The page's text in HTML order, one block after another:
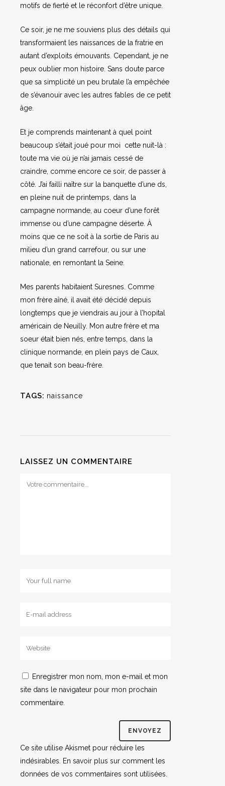
motifs de fierté et le réconfort d’être unique.
Ce soir, je ne me souviens plus des détails qui
transformaient les naissances de la fratrie en
autant d’exploits émouvants. Cependant, je ne
peux oublier mon histoire. Sans doute parce
que sa simplicité un peu brutale l’a empêchée
de s’évanouir avec les autres fables de ce petit
âge.
Et je comprends maintenant à quel point
beaucoup s’était joué pour moi cette nuit-là :
toute ma vie où je n’ai jamais cessé de
craindre, comme encore ce soir, de passer à
côté. J’ai failli naître sur la banquette d’une ds,
en pleine nuit de printemps, dans la
campagne normande, au coeur d’une forêt
immense ou d’une campagne déserte. À
moins que ce ne soit à la sortie de Paris au
milieu d’un grand carrefour, ou sur une
nationale, en remontant la Seine.
Mes parents habitaient Suresnes. Comme
mon frère aîné, il avait été décidé depuis
longtemps que je viendrais au jour à l’hopital
américain de Neuilly. Mon autre frère et ma
soeur était bien nés, entre temps, dans la
clinique normande, en plein pays de Caux,
que tenait son beau-frère.
TAGS: naissance
LAISSEZ UN COMMENTAIRE
Enregistrer mon nom, mon e-mail et mon
site dans le navigateur pour mon prochain
commentaire.
Ce site utilise Akismet pour réduire les
indésirables.
En savoir plus sur comment les
données de vos commentaires sont utilisées